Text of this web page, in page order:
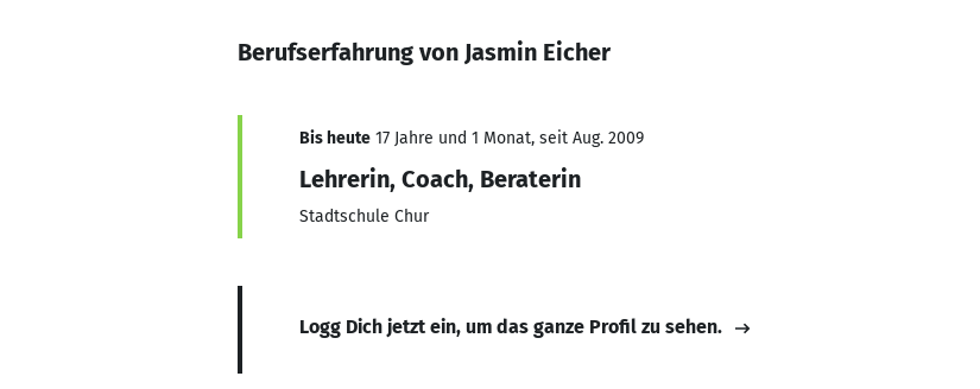
Berufserfahrung von Jasmin Eicher
Bis heute 17 Jahre und 1 Monat, seit Aug. 2009
Lehrerin, Coach, Beraterin
Stadtschule Chur
Logg Dich jetzt ein, um das ganze Profil zu sehen.